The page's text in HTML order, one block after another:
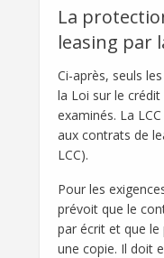
La
leasing par
Ci-après, seuls
la Loi sur le
examinés. La
aux contrats de
LCC).
Pour les
prévoit que le
par écrit et que le
une copie. Il doit